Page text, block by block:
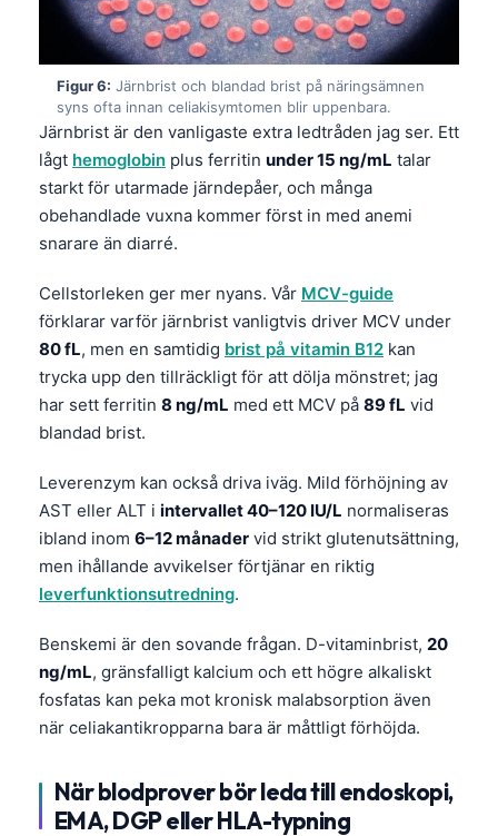
Figur 6: Järnbrist och blandad brist på näringsämnen
syns ofta innan celiakisymtomen blir uppenbara.
Järnbrist är den vanligaste extra ledtråden jag ser. Ett
lågt hemoglobin plus ferritin under 15 ng/mL talar
starkt för utarmade järndepåer, och många
obehandlade vuxna kommer först in med anemi
snarare än diarré.
Cellstorleken ger mer nyans. Vår MCV-guide
förklarar varför järnbrist vanligtvis driver MCV under
80 fL, men en samtidig brist på vitamin B12 kan
trycka upp den tillräckligt för att dölja mönstret; jag
har sett ferritin 8 ng/mL med ett MCV på 89 fL vid
blandad brist.
Leverenzym kan också driva iväg. Mild förhöjning av
AST eller ALT i intervallet 40–120 IU/L normaliseras
ibland inom 6–12 månader vid strikt glutenutsättning,
men ihållande avvikelser förtjänar en riktig
leverfunktionsutredning.
Benskemi är den sovande frågan. D-vitaminbrist, 20
ng/mL, gränsfalligt kalcium och ett högre alkaliskt
fosfatas kan peka mot kronisk malabsorption även
när celiakantikropparna bara är måttligt förhöjda.
När blodprover bör leda till endoskopi,
EMA, DGP eller HLA-typning
ಕನ್ನಡ
മലയാളം
Tiếng Việt
Tagalog
ไทย
ဗမာစာ
ភាសាខ្មែរ
አማርኛ
O‘zbekcha
Català
Қазақ тілі
Suomi
Slovenčina
كوردی‎
پښتو
سنڌي
සිංහල
অসমীয়া
Galego